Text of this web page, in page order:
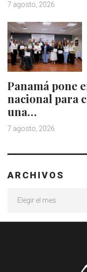
7 agosto, 2026
Panamá pone
nacional para
una…
7 agosto, 2026
ARCHIVOS